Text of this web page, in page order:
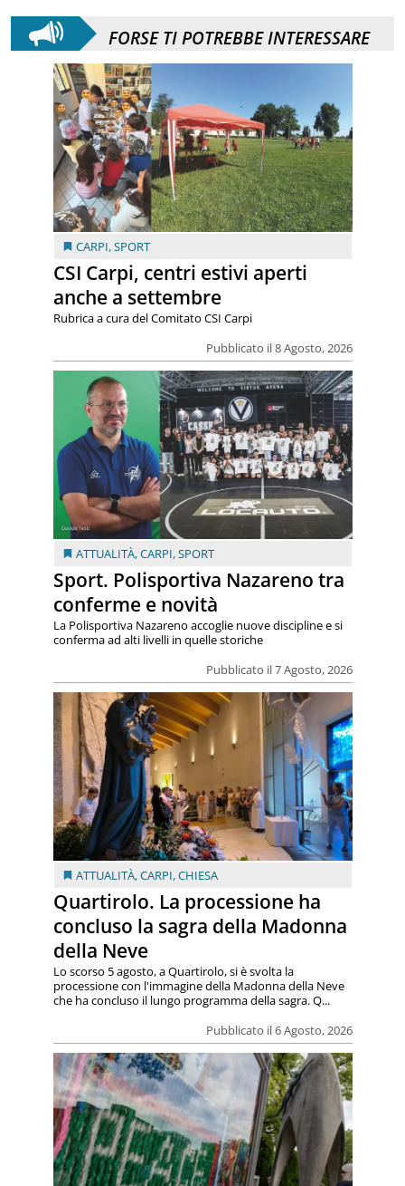
FORSE TI POTREBBE INTERESSARE
CARPI,SPORT
CSI Carpi, centri estivi aperti
anche a settembre
Pubblicato il 8 Agosto, 2026
Rubrica a cura del Comitato CSI Carpi
ATTUALITÀ,CARPI,SPORT
Sport. Polisportiva Nazareno tra
conferme e novità
Pubblicato il 7 Agosto, 2026
La Polisportiva Nazareno accoglie nuove discipline e si
conferma ad alti livelli in quelle storiche
ATTUALITÀ,CARPI,CHIESA
Quartirolo. La processione ha
concluso la sagra della Madonna
della Neve
Pubblicato il 6 Agosto, 2026
Lo scorso 5 agosto, a Quartirolo, si è svolta la
processione con l'immagine della Madonna della Neve
che ha concluso il lungo programma della sagra. Q...